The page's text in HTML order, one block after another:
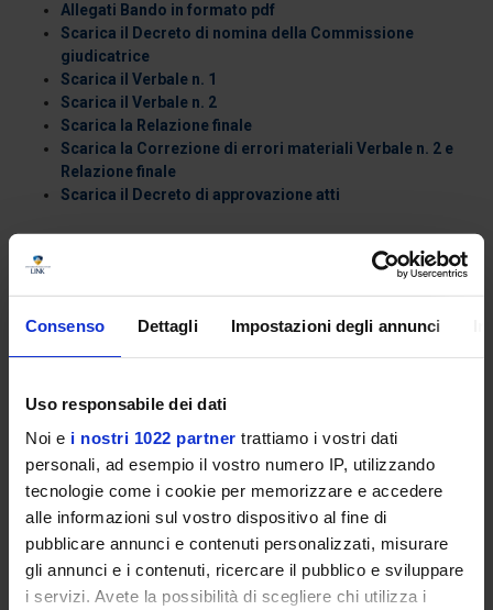
Consenso Dettagli Impostazioni degli annunci
Uso responsabile dei dati
Noi e i nostri 1022 partner trattiamo i vostri dati
personali, ad esempio il vostro numero IP, utilizzando
tecnologie come i cookie per memorizzare e accedere
alle informazioni sul vostro dispositivo al fine di
pubblicare annunci e contenuti personalizzati, misurare
gli annunci e i contenuti, ricercare il pubblico e sviluppare
i servizi. Avete la possibilità di scegliere chi utilizza i
Allegati Bando in formato pdf
Scarica il Decreto di nomina della Commissione
giudicatrice
Scarica il Verbale n. 1
Scarica il Verbale n. 2
Scarica la Relazione finale
Scarica la Correzione di errori materiali Verbale n. 2 e
Relazione finale
Scarica il Decreto di approvazione atti
5. Bando di procedura selettiva per la copertura di n. 1 (uno)
posto di professore universitario di seconda fascia, da coprire
240/2010
Con D.R. n. 826 del 5 novembre 2021, il cui avviso è pubblicato nella
Gazzetta Ufficiale della Repubblica Italiana – 4 ª Serie Speciale –
Concorsi ed Esami n. 96 del 3 dicembre 2021, è indetta una
procedura pubblica di selezione finalizzata al reclutamento di n. 1
dell’art. 18, comma 1, della Legge n. 240/2010 – Settore
concorsuale 09/H1 (Sistemi di elaborazione delle informazioni) -
Settore scientifico disciplinare ING-INF/05 (Sistemi di elaborazione